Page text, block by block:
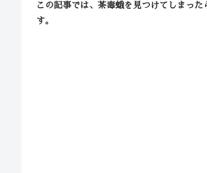
この記事では、茶毒蛾を見つけてしまっ
す。